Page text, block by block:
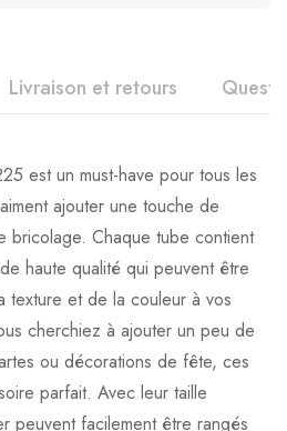
Livraison et retours
est un must-have pour tous les
ajouter une touche de
bricolage. Chaque tube contient
haute qualité qui peuvent être
texture et de la couleur à vos
cherchiez à ajouter un peu de
ou décorations de fête, ces
parfait. Avec leur taille
peuvent facilement être rangés